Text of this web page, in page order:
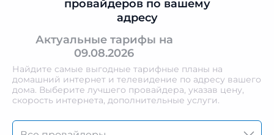
провайдеров по вашему
адресу
Актуальные тарифы на
09.08.2026
Найдите самые выгодные тарифные планы на
домашний интернет и телевидение по адресу вашего
дома. Выберите лучшего провайдера, указав цену,
скорость интернета, дополнительные услуги.